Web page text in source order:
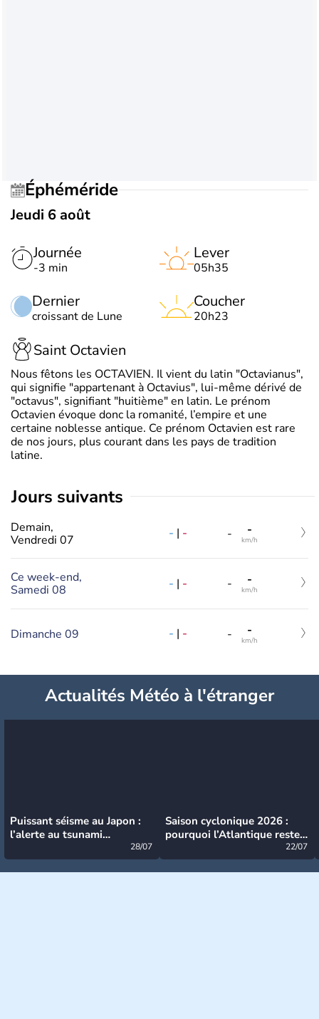
Éphéméride
Jeudi 6 août
Journée
-3 min
Dernier
croissant de Lune
Lever
05h35
Coucher
20h23
Saint Octavien
Nous fêtons les OCTAVIEN. Il vient du latin "Octavianus",
qui signifie "appartenant à Octavius", lui-même dérivé de
"octavus", signifiant "huitième" en latin. Le prénom
Octavien évoque donc la romanité, l’empire et une
certaine noblesse antique. Ce prénom Octavien est rare
de nos jours, plus courant dans les pays de tradition
latine.
jours suivants
Demain,
Vendredi 07
- | - - -
km/h
Ce week-end,
Samedi 08
- | - - -
km/h
Dimanche 09 - | - - -
km/h
Actualités Météo à l'étranger
Puissant séisme au Japon :
l’alerte au tsunami
28/07
Saison cyclonique 2026 :
pourquoi l’Atlantique reste
22/07